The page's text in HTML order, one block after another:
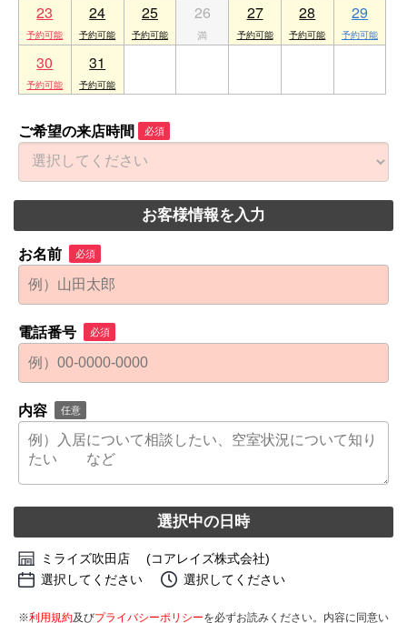
23 24 25 26 27 28 29
30 31
ご希望の来店時間 必須
お客様情報を入力
お名前 必須
電話番号 必須
内容 任意
選択中の日時
ミライズ吹田店 (コアレイズ株式会社)
選択してください
選択してください
※利用規約及びプライバシーポリシーを必ずお読みください。内容に同意い